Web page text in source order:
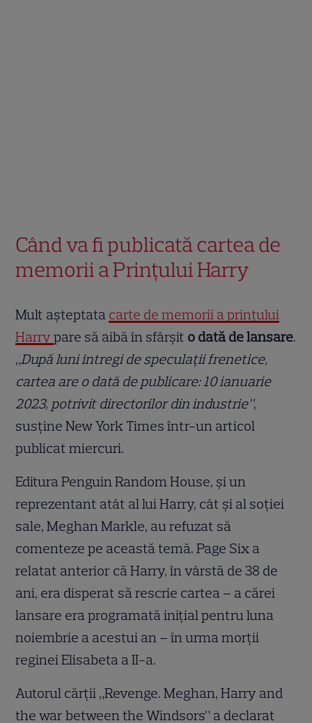
Când va fi publicată cartea de
memorii a Prințului Harry
Mult așteptata carte de memorii a prințului
Harrypare să aibă în sfârșit o dată de lansare.
„După luni întregi de speculații frenetice,
cartea are o dată de publicare: 10 ianuarie
2023, potrivit directorilor din industrie”,
susține New York Times într-un articol
publicat miercuri.
Editura Penguin Random House, și un
reprezentant atât al lui Harry, cât și al soției
sale, Meghan Markle, au refuzat să
comenteze pe această temă. Page Six a
relatat anterior că Harry, în vârstă de 38 de
ani, era disperat să rescrie cartea – a cărei
lansare era programată inițial pentru luna
noiembrie a acestui an – în urma morții
reginei Elisabeta a II-a.
Autorul cărții „Revenge. Meghan, Harry and
the war between the Windsors” a declarat